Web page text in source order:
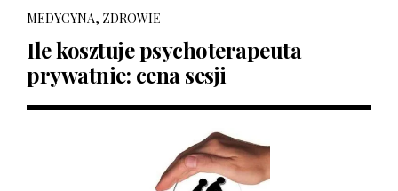
MEDYCYNA, ZDROWIE
Ile kosztuje psychoterapeuta
prywatnie: cena sesji